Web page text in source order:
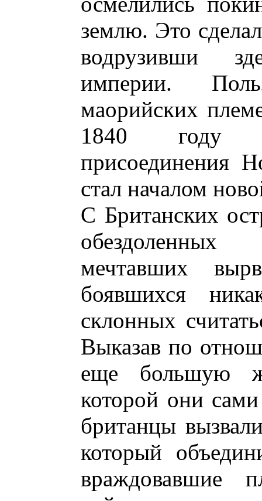
землю. Это
водрузивши
империи.
маорийских
1840 году
присоединения
стал началом
С Британских
обездоленных
мечтавших
боявшихся
склонных
Выказав по
еще большую
которой они
британцы
который
враждовавшие